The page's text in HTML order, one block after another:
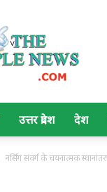
Ample
News
उत्तर प्रदेश देश
नर्सिंग संवर्ग के चयनात्मक